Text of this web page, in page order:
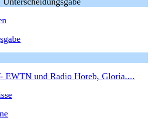
EWTN und Radio Horeb, Gloria....